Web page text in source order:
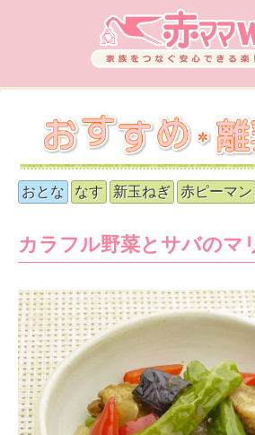
おとな なす 新玉ねぎ 赤ピーマン
カラフル野菜とサバのマ